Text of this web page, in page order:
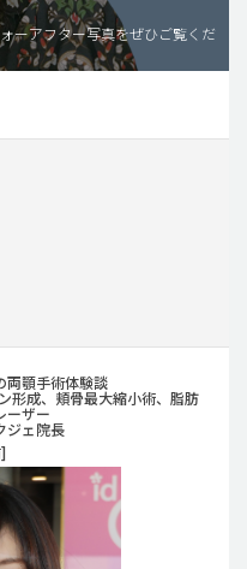
ーアフター写真をぜひご覧くだ
両顎手術体験談
形成、頬骨最大縮小術、脂肪
ーザー
ジェ院長